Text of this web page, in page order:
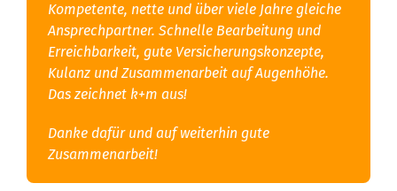
Kompetente, nette und über viele Jahre gleiche
Ansprechpartner. Schnelle Bearbeitung und
Erreichbarkeit, gute Versicherungskonzepte,
Kulanz und Zusammenarbeit auf Augenhöhe.
Das zeichnet k+m aus!
Danke dafür und auf weiterhin gute
Zusammenarbeit!